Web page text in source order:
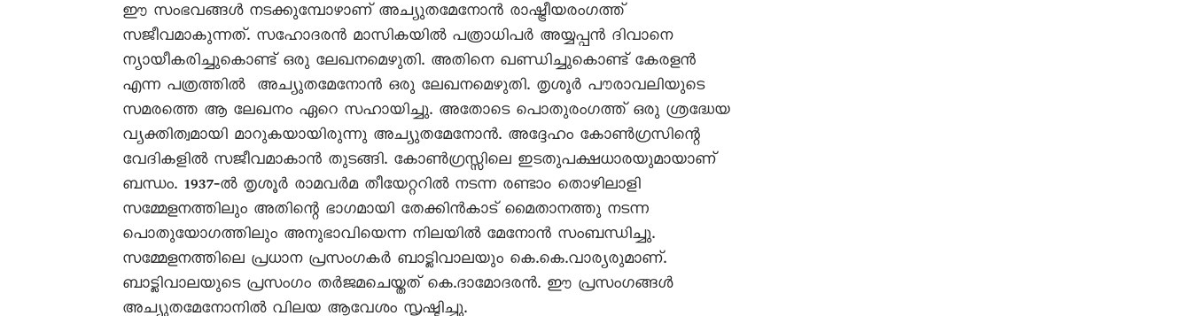
ഈ സംഭവങ്ങൾ നടക്കുമ്പോഴാണ് അച്യുതമേനോൻ രാഷ്ട്രീയരംഗത്ത്
സജീവമാകുന്നത്. സഹോദരൻ മാസികയിൽ പത്രാധിപർ അയ്യപ്പൻ ദിവാനെ
ന്യായീകരിച്ചുകൊണ്ട് ഒരു ലേഖനമെഴുതി. അതിനെ ഖണ്ഡിച്ചുകൊണ്ട് കേരളൻ
എന്ന പത്രത്തിൽ അച്യുതമേനോൻ ഒരു ലേഖനമെഴുതി. തൃശൂർ പൗരാവലിയുടെ
സമരത്തെ ആ ലേഖനം ഏറെ സഹായിച്ചു. അതോടെ പൊതുരംഗത്ത് ഒരു ശ്രദ്ധേയ
വ്യക്തിത്വമായി മാറുകയായിരുന്നു അച്യുതമേനോൻ. അദ്ദേഹം കോൺഗ്രസിന്റെ
വേദികളിൽ സജീവമാകാൻ തുടങ്ങി. കോൺഗ്രസ്സിലെ ഇടതുപക്ഷധാരയുമായാണ്
ബന്ധം. 1937‐ൽ തൃശൂർ രാമവർമ തീയേറ്ററിൽ നടന്ന രണ്ടാം തൊഴിലാളി
സമ്മേളനത്തിലും അതിന്റെ ഭാഗമായി തേക്കിൻകാട് മൈതാനത്തു നടന്ന
പൊതുയോഗത്തിലും അനുഭാവിയെന്ന നിലയിൽ മേനോൻ സംബന്ധിച്ചു.
സമ്മേളനത്തിലെ പ്രധാന പ്രസംഗകർ ബാട്ലിവാലയും കെ.കെ.വാര്യരുമാണ്.
ബാട്ലിവാലയുടെ പ്രസംഗം തർജമചെയ്തത് കെ.ദാമോദരൻ. ഈ പ്രസംഗങ്ങൾ
അച്യുതമേനോനിൽ വിലയ ആവേശം സൃഷ്ടിച്ചു.